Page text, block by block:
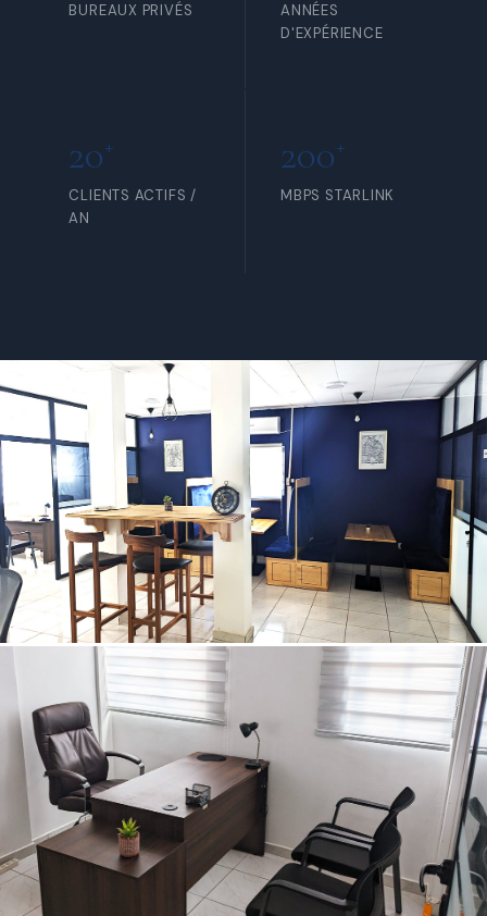
BUREAUX PRIVÉS
ANNÉES
D'EXPÉRIENCE
20+
CLIENTS ACTIFS /
AN
200+
MBPS STARLINK